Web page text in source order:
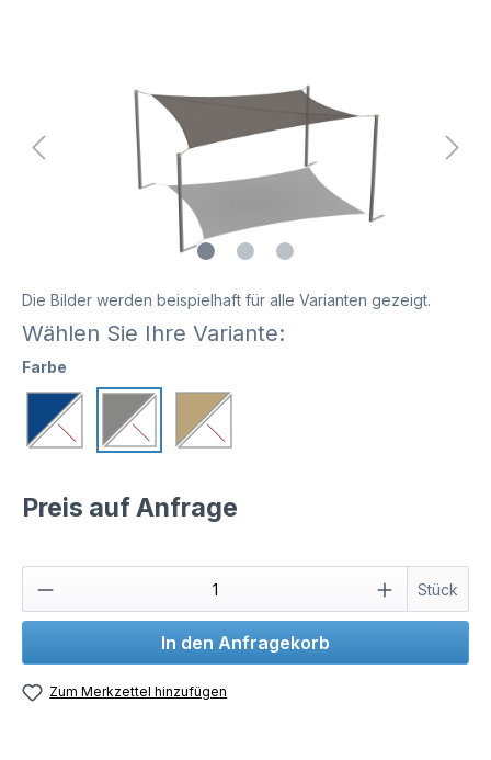
Die Bilder werden beispielhaft für alle Varianten gezeigt.
Wählen Sie Ihre Variante:
Farbe
Preis auf Anfrage
Stück
In den Anfragekorb
Zum Merkzettel hinzufügen